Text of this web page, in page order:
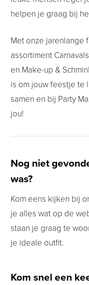
helpen je graag bij
Met onze jarenlange
assortiment
en Make-up &
is om jouw feestje te
samen en bij Party
jou!
Nog niet
was?
Kom eens kijken bij
je alles wat op de
staan je graag te
je ideale outfit.
Kom snel een